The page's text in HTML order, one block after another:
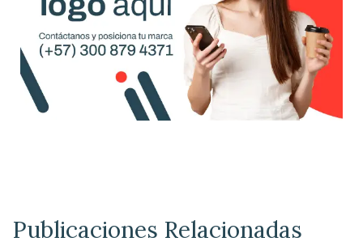
Publicaciones Relacionadas